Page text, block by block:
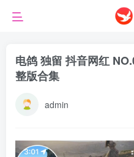
电鸽 独留 抖音网红
整版合集
admin